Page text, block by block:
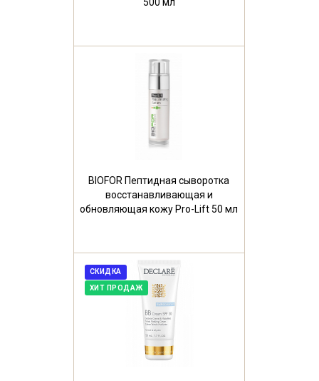
BIOFOR Пептидная сыворотка
восстанавливающая и
обновляющая кожу Pro-Lift 50 мл
СКИДКА
ХИТ ПРОДАЖ